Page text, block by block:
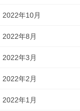
2022年10月
2022年8月
2022年3月
2022年2月
2022年1月